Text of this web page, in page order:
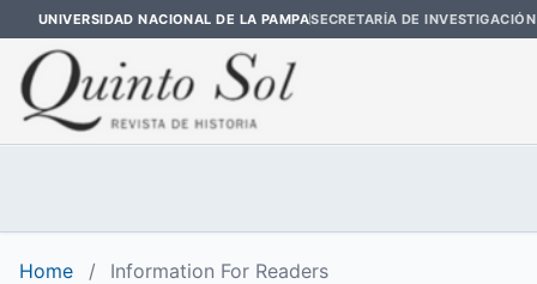
UNIVERSIDAD NACIONAL DE LA PAMPASECRETARÍA DE INVESTIGACIÓN
Home / Information For Readers